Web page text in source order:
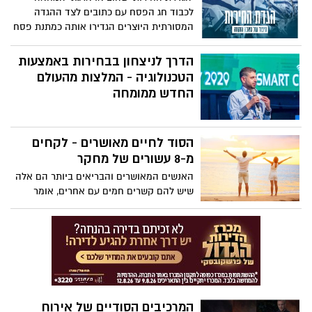
לכבוד חג הפסח עם כתובים לצד ההגדה
המסורתית היוצרים הגדירו אותה כמתנת פסח
הדרך לניצחון בבחירות באמצעות
הטכנולוגיה - המלצות מהעולם
החדש ממומחה
הסוד לחיים מאושרים - לקחים
מ-8 עשורים של מחקר
האנשים המאושרים והבריאים ביותר הם אלה
שיש להם קשרים חמים עם אחרים, אומר
הפסיכיאטר רוברט וולדינגר, שמוביל את
מחקר הרווארד להתפתחות מבוגרים - אחד
המחקרים הארוכים ביותר על חיי מבוגרים
שנעשו אי פעם. בוחן את הקשר המכריע בין
קשרים חברתיים ואיכות חיים, הוא חולק
חוכמה ותובנות כיצד לזהות ולחזק את
שלך. כשזה מגיע לאנשים במעגל הפנימי שלך,
המרכיבים הסודיים של אירוח